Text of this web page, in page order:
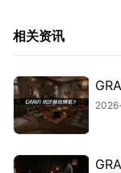
相关资讯